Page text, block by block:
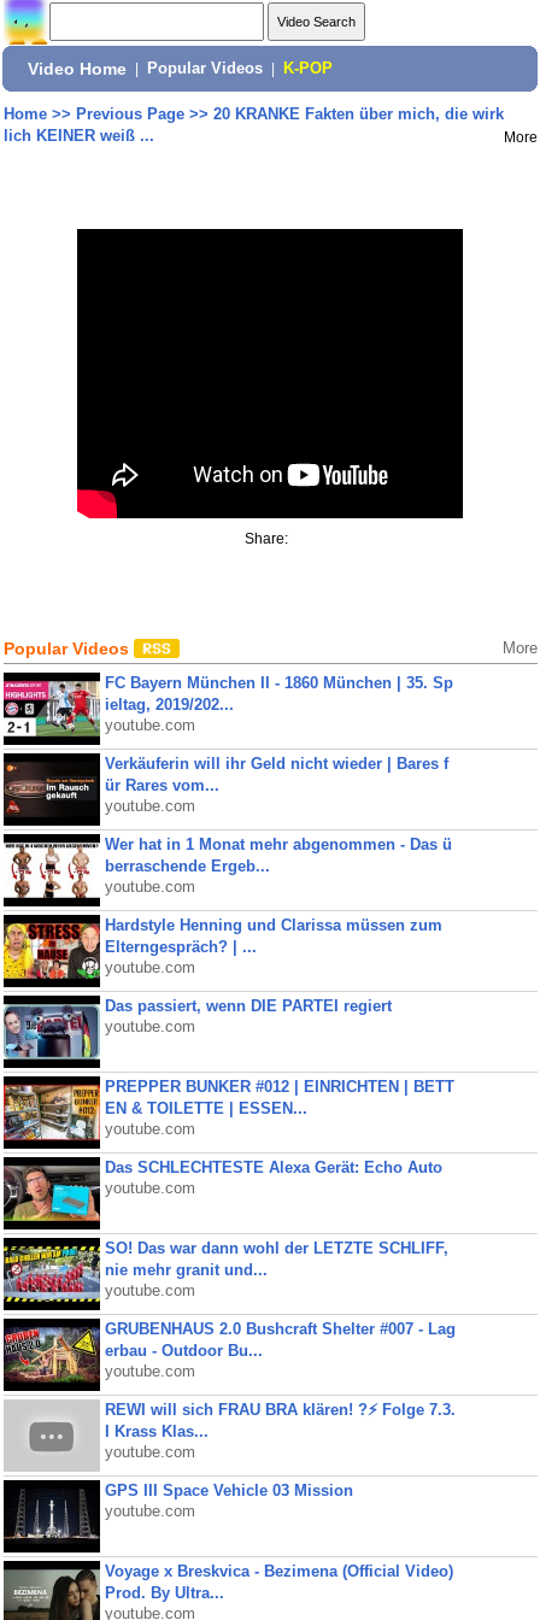
Video Home Popular Videos K-POP
Home>> Previous Page>> 20 KRANKE Fakten über mich, die wirk
lich KEINER weiß ...
More
Share:
Popular Videos More
FC Bayern München II - 1860 München | 35. Sp
ieltag, 2019/202...
youtube.com
Verkäuferin will ihr Geld nicht wieder | Bares f
ür Rares vom...
youtube.com
Wer hat in 1 Monat mehr abgenommen - Das ü
berraschende Ergeb...
youtube.com
Hardstyle Henning und Clarissa müssen zum
Elterngespräch? | ...
youtube.com
Das passiert, wenn DIE PARTEI regiert
youtube.com
PREPPER BUNKER #012 | EINRICHTEN | BETT
EN & TOILETTE | ESSEN...
youtube.com
Das SCHLECHTESTE Alexa Gerät: Echo Auto
youtube.com
SO! Das war dann wohl der LETZTE SCHLIFF,
nie mehr granit und...
youtube.com
GRUBENHAUS 2.0 Bushcraft Shelter #007 - Lag
erbau - Outdoor Bu...
youtube.com
REWI will sich FRAU BRA klären! ?⚡️ Folge 7.3.
I Krass Klas...
youtube.com
GPS III Space Vehicle 03 Mission
youtube.com
Voyage x Breskvica - Bezimena (Official Video)
Prod. By Ultra...
youtube.com